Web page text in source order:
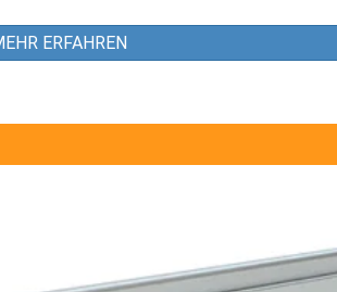
ERFAHREN